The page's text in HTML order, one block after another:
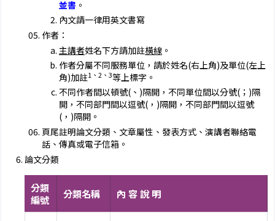
並書 。
內文請一律用英文書寫
作者：
主講者姓名下方請加註橫線 。
作者分屬不同服務單位，請於姓名(右上角)及單位(左上
角)加註1、2、3等上標字。
不同作者間以頓號(、)隔開，不同單位間以分號(；)隔
開，不同部門間以逗號(，)隔開，不同部門間以逗號
(，)隔開。
頁尾註明論文分類、文章屬性、發表方式、演講者聯絡電
話、傳真或電子信箱。
論文分類
分類
編號
分類名稱 內 容 說 明